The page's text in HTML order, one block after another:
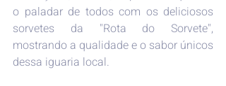
o paladar de todos com os deliciosos
sorvetes da "Rota do Sorvete",
mostrando a qualidade e o sabor únicos
dessa iguaria local.